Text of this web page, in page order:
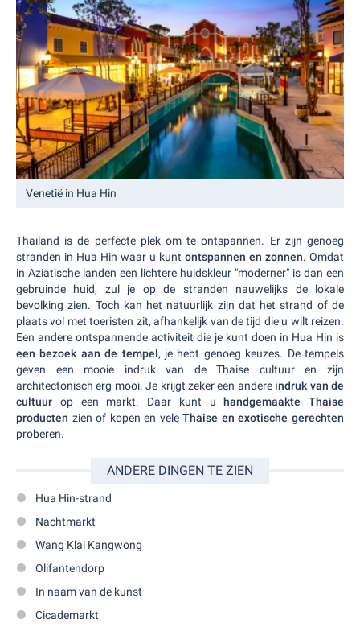
Venetië in Hua Hin
Thailand is de perfecte plek om te ontspannen. Er zijn genoeg
stranden in Hua Hin waar u kunt ontspannen en zonnen. Omdat
in Aziatische landen een lichtere huidskleur "moderner" is dan een
gebruinde huid, zul je op de stranden nauwelijks de lokale
bevolking zien. Toch kan het natuurlijk zijn dat het strand of de
plaats vol met toeristen zit, afhankelijk van de tijd die u wilt reizen.
Een andere ontspannende activiteit die je kunt doen in Hua Hin is
een bezoek aan de tempel, je hebt genoeg keuzes. De tempels
geven een mooie indruk van de Thaise cultuur en zijn
architectonisch erg mooi. Je krijgt zeker een andereindruk van de
cultuur op een markt. Daar kunt u handgemaakte Thaise
producten zien of kopen en veleThaise en exotische gerechten
proberen.
ANDERE DINGEN TE ZIEN
Hua Hin-strand
Nachtmarkt
Wang Klai Kangwong
Olifantendorp
In naam van de kunst
Cicademarkt